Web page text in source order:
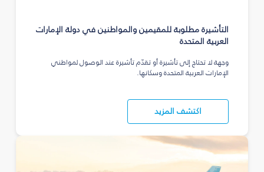
التأشيرة مطلوبة للمقيمين والمواطنين في دولة الإمارات
العربية المتحدة
وجهة لا تحتاج إلى تأشيرة أو تقدّم تأشيرة عند الوصول لمواطني
الإمارات العربية المتحدة وسكانها.
اكتشف المزيد